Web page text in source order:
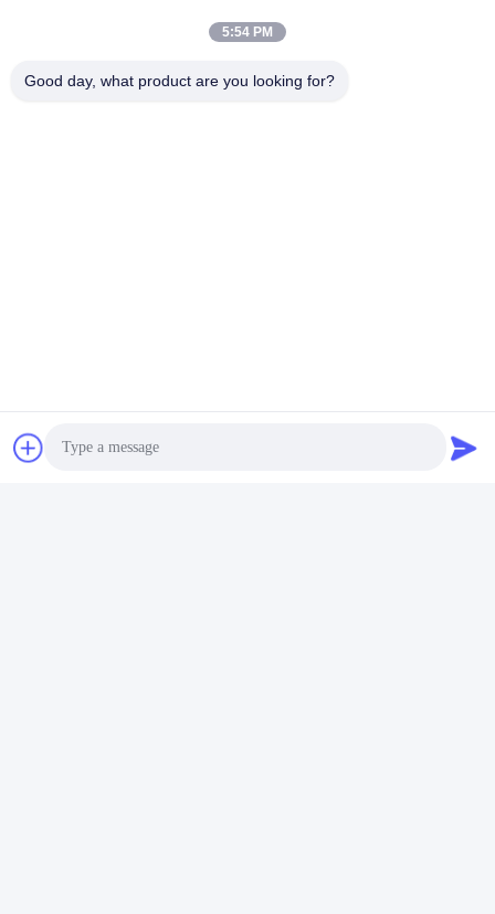
Abrasion Resistance Test Machine
5:54 PM
Good day, what product are you looking for?